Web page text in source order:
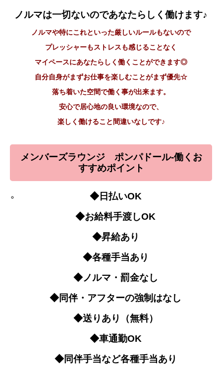
ノルマは一切ないのであなたらしく働けます♪
ノルマや特にこれといった厳しいルールもないので
プレッシャーもストレスも感じることなく
マイペースにあなたらしく働くことができます◎
自分自身がまずお仕事を楽しむことがまず優先☆
落ち着いた空間で働く事が出来ます。
安心で居心地の良い環境なので、
楽しく働けること間違いなしです♪
メンバーズラウンジ ポンパドール-働くお
すすめポイント
◆日払いOK
◆お給料手渡しOK
◆昇給あり
◆各種手当あり
◆ノルマ・罰金なし
◆同伴・アフターの強制はなし
◆送りあり（無料）
◆車通勤OK
◆同伴手当など各種手当あり